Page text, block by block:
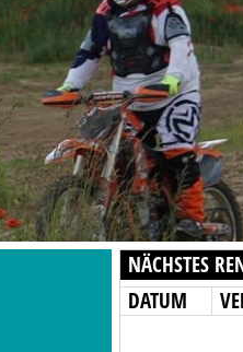
NÄCHSTES
DATUM